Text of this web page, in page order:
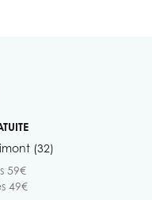
(32)
59€
49€